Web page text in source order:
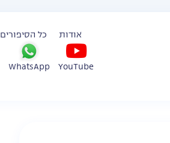
אודות כל הסיפורים
YouTube
WhatsApp